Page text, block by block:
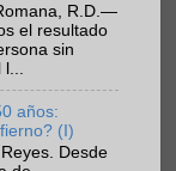
R.D.—
el resultado
sin
años:
(I)
Desde